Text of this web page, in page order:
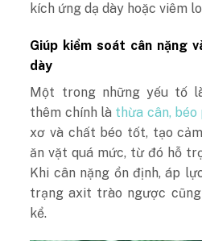
kích ứng dạ dày hoặc viêm
Giúp kiểm soát cân nặng
dày
Một trong những yếu tố
thêm chính là thừa cân, béo
xơ và chất béo tốt, tạo
ăn vặt quá mức, từ đó hỗ
Khi cân nặng ổn định, áp
trạng axit trào ngược
kể.